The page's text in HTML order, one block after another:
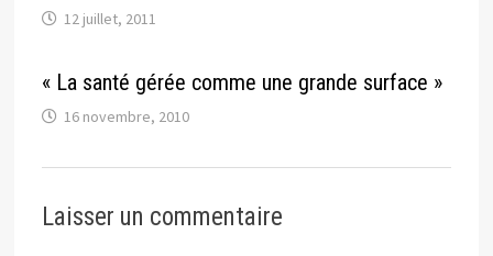
12 juillet, 2011
« La santé gérée comme une grande surface »
16 novembre, 2010
Laisser un commentaire